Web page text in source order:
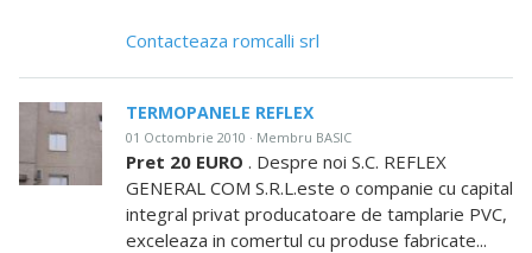
Contacteaza romcalli srl
TERMOPANELE REFLEX
01 Octombrie 2010 · Membru BASIC
Pret 20 EURO . Despre noi S.C. REFLEX
GENERAL COM S.R.L.este o companie cu capital
integral privat producatoare de tamplarie PVC,
exceleaza in comertul cu produse fabricate...